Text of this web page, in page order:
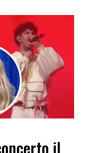
il